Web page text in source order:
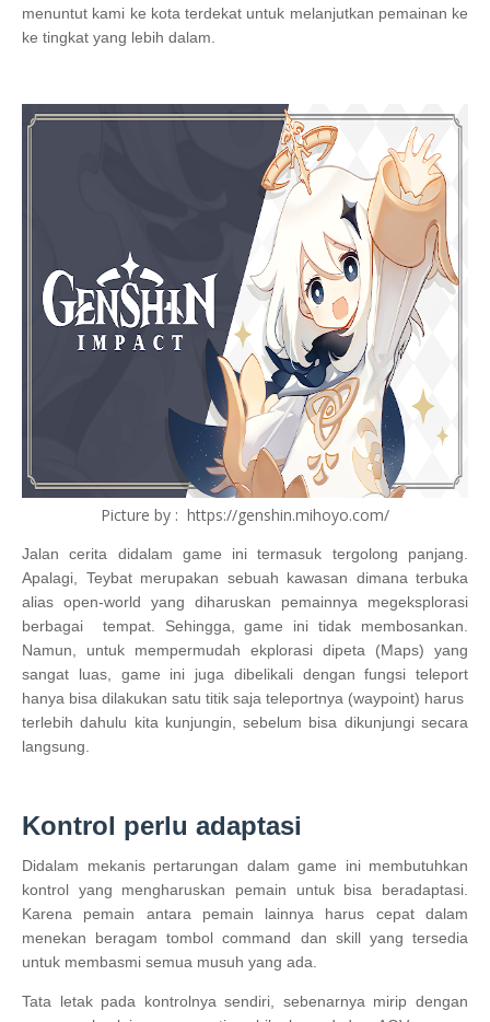
menuntut kami ke kota terdekat untuk melanjutkan pemainan ke
ke tingkat yang lebih dalam.
Picture by : https://genshin.mihoyo.com/
Jalan cerita didalam game ini termasuk tergolong panjang.
Apalagi, Teybat merupakan sebuah kawasan dimana terbuka
alias open-world yang diharuskan pemainnya megeksplorasi
berbagai tempat. Sehingga, game ini tidak membosankan.
Namun, untuk mempermudah ekplorasi dipeta (Maps) yang
sangat luas, game ini juga dibelikali dengan fungsi teleport
hanya bisa dilakukan satu titik saja teleportnya (waypoint) harus
terlebih dahulu kita kunjungin, sebelum bisa dikunjungi secara
langsung.
Kontrol perlu adaptasi
Didalam mekanis pertarungan dalam game ini membutuhkan
kontrol yang mengharuskan pemain untuk bisa beradaptasi.
Karena pemain antara pemain lainnya harus cepat dalam
menekan beragam tombol command dan skill yang tersedia
untuk membasmi semua musuh yang ada.
Tata letak pada kontrolnya sendiri, sebenarnya mirip dengan